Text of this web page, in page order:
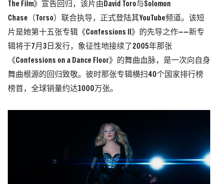
The Film》宣告回归，该片由David Toro与Solomon
Chase（Torso）联合执导，正式登陆其YouTube频道。该短
片是她第十五张专辑《Confessions II》的先导之作——新专
辑将于7月3日发行，象征性地接续了2005年那张
《Confessions on a Dance Floor》的舞曲血脉，是一次向自身
舞曲根源的回归致敬。彼时那张专辑横扫40个国家排行榜
榜首，全球销量约达1000万张。